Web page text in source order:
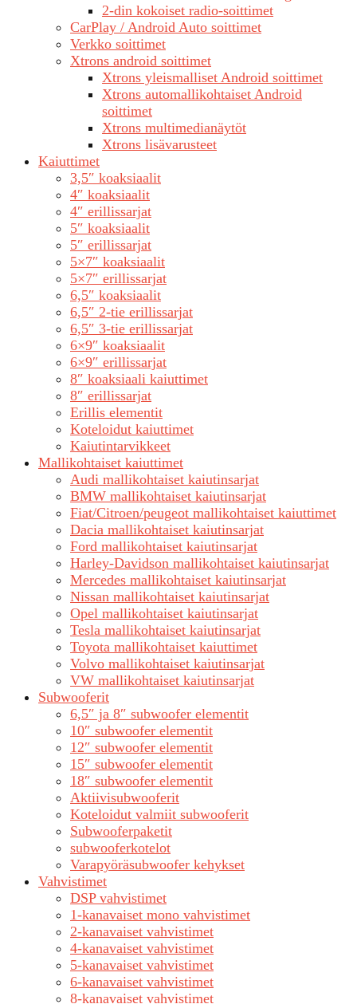
2-din kokoiset radio-soittimet
CarPlay / Android Auto soittimet
Verkko soittimet
Xtrons android soittimet
Xtrons yleismalliset Android soittimet
Xtrons automallikohtaiset Android
soittimet
Xtrons multimedianäytöt
Xtrons lisävarusteet
Kaiuttimet
3,5″ koaksiaalit
4″ koaksiaalit
4″ erillissarjat
5″ koaksiaalit
5″ erillissarjat
5×7″ koaksiaalit
5×7″ erillissarjat
6,5″ koaksiaalit
6,5″ 2-tie erillissarjat
6,5″ 3-tie erillissarjat
6×9″ koaksiaalit
6×9″ erillissarjat
8″ koaksiaali kaiuttimet
8″ erillissarjat
Erillis elementit
Koteloidut kaiuttimet
Kaiutintarvikkeet
Mallikohtaiset kaiuttimet
Audi mallikohtaiset kaiutinsarjat
BMW mallikohtaiset kaiutinsarjat
Fiat/Citroen/peugeot mallikohtaiset kaiuttimet
Dacia mallikohtaiset kaiutinsarjat
Ford mallikohtaiset kaiutinsarjat
Harley-Davidson mallikohtaiset kaiutinsarjat
Mercedes mallikohtaiset kaiutinsarjat
Nissan mallikohtaiset kaiutinsarjat
Opel mallikohtaiset kaiutinsarjat
Tesla mallikohtaiset kaiutinsarjat
Toyota mallikohtaiset kaiuttimet
Volvo mallikohtaiset kaiutinsarjat
VW mallikohtaiset kaiutinsarjat
Subwooferit
6,5″ ja 8″ subwoofer elementit
10″ subwoofer elementit
12″ subwoofer elementit
15″ subwoofer elementit
18″ subwoofer elementit
Aktiivisubwooferit
Koteloidut valmiit subwooferit
Subwooferpaketit
subwooferkotelot
Varapyöräsubwoofer kehykset
Vahvistimet
DSP vahvistimet
1-kanavaiset mono vahvistimet
2-kanavaiset vahvistimet
4-kanavaiset vahvistimet
5-kanavaiset vahvistimet
6-kanavaiset vahvistimet
8-kanavaiset vahvistimet